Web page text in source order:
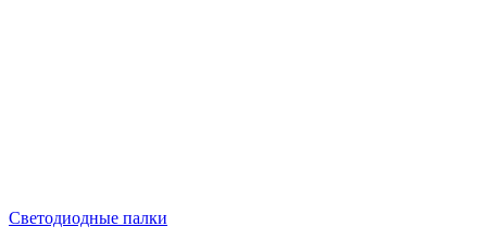
Светодиодные палки